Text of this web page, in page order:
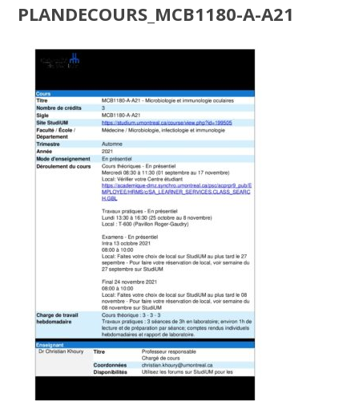
PLANDECOURS_MCB1180-A-A21